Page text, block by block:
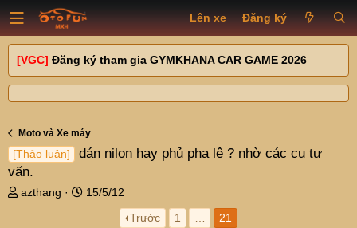
Lên xe Đăng ký
[VGC] Đăng ký tham gia GYMKHANA CAR GAME 2026
Moto và Xe máy
[Thảo luận]
dán nilon hay phủ pha lê ? nhờ các cụ tư
vấn.
T
azthang
N
15/5/12
Trước
1 21